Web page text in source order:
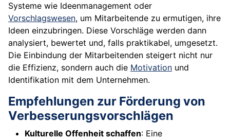
Systeme wie Ideenmanagement oder
Vorschlagswesen, um Mitarbeitende zu ermutigen, ihre
Ideen einzubringen. Diese Vorschläge werden dann
analysiert, bewertet und, falls praktikabel, umgesetzt.
Die Einbindung der Mitarbeitenden steigert nicht nur
die Effizienz, sondern auch die Motivation und
Identifikation mit dem Unternehmen.
Empfehlungen zur Förderung von
Verbesserungsvorschlägen
Kulturelle Offenheit schaffen: Eine